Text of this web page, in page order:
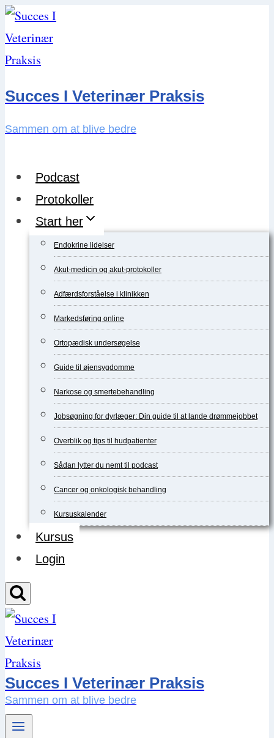
Skip
to
content
Succes I Veterinær Praksis
Sammen om at blive bedre
Podcast
Protokoller
Start her
Endokrine lidelser
Akut-medicin og akut-protokoller
Adfærdsforståelse i klinikken
Markedsføring online
Ortopædisk undersøgelse
Guide til øjensygdomme
Narkose og smertebehandling
Jobsøgning for dyrlæger: Din guide til at lande drømmejobbet
Overblik og tips til hudpatienter
Sådan lytter du nemt til podcast
Cancer og onkologisk behandling
Kursuskalender
Kursus
Login
Succes I Veterinær Praksis
Sammen om at blive bedre